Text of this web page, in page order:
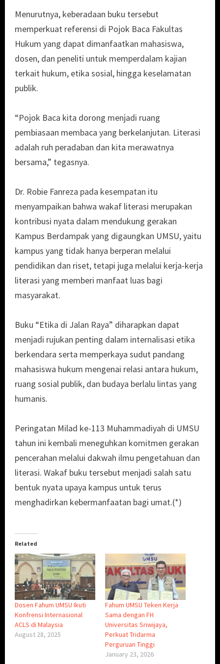
Menurutnya, keberadaan buku tersebut
memperkuat referensi di Pojok Baca Fakultas
Hukum yang dapat dimanfaatkan mahasiswa,
dosen, dan peneliti untuk memperdalam kajian
terkait hukum, etika sosial, hingga keselamatan
publik.
“Pojok Baca kita dorong menjadi ruang
pembiasaan membaca yang berkelanjutan. Literasi
adalah ruh peradaban dan kita merawatnya
bersama,” tegasnya.
Dr. Robie Fanreza pada kesempatan itu
menyampaikan bahwa wakaf literasi merupakan
kontribusi nyata dalam mendukung gerakan
Kampus Berdampak yang digaungkan UMSU, yaitu
kampus yang tidak hanya berperan melalui
pendidikan dan riset, tetapi juga melalui kerja-kerja
literasi yang memberi manfaat luas bagi
masyarakat.
Buku “Etika di Jalan Raya” diharapkan dapat
menjadi rujukan penting dalam internalisasi etika
berkendara serta memperkaya sudut pandang
mahasiswa hukum mengenai relasi antara hukum,
ruang sosial publik, dan budaya berlalu lintas yang
humanis.
Peringatan Milad ke-113 Muhammadiyah di UMSU
tahun ini kembali meneguhkan komitmen gerakan
pencerahan melalui dakwah ilmu pengetahuan dan
literasi. Wakaf buku tersebut menjadi salah satu
bentuk nyata upaya kampus untuk terus
menghadirkan kebermanfaatan bagi umat.(*)
Related
Dosen Fahum UMSU Ikuti
Konfrensi Internasional
ACLS di Malaysia
August 28, 2025
Fahum UMSU Teken Kerja
Sama dengan FH
Universitas Sriwijaya,
Perkuat Tridarma
Perguruan Tinggi
January 23, 2026